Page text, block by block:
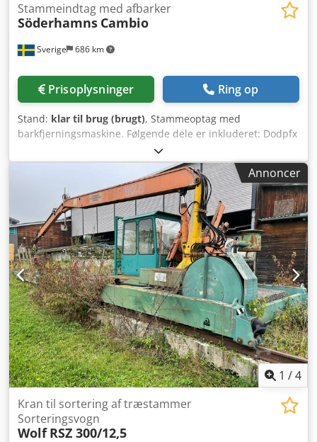
Sverige 686 km
Stammeindtag med afbarker
Söderhamns Cambio
Prisoplysninger Ring op
Stand: klar til brug (brugt), Stammeoptag med
barkfjerningsmaskine. Følgende dele er inkluderet: Dodpfx
Amezrdn Heyeck - Stammelager med automatisk
fremføring - Indføringstransportør - Barkfjerningsmaskine
af typen Cambio 73-650 - Udføringstransportør med
stammeudskubber - Transportør til bark
Annoncer
1 /4
Kran til sortering af træstammer
Sorteringsvogn
Wolf RSZ 300/12,5